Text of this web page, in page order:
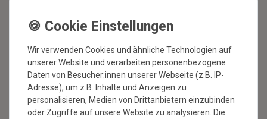
BESUCHEN SIE AUCH
UNSEREN BLOG
Wir verwenden Cookies und ähnliche Technologien auf
unserer Website und verarbeiten personenbezogene
Daten von Besucher:innen unserer Webseite (z.B. IP-
Adresse), um z.B. Inhalte und Anzeigen zu
personalisieren, Medien von Drittanbietern einzubinden
oder Zugriffe auf unsere Website zu analysieren. Die